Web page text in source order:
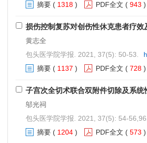
摘要 ( 1318 ) PDF全文 ( 943 )
损伤控制复苏对创伤性休克患者疗效
黄志全
包头医学院学报. 2021, 37(5): 50-53.
摘要 ( 1137 ) PDF全文 ( 728 )
子宫次全切术联合双附件切除及系
邬光祠
包头医学院学报. 2021, 37(5): 54-56,96.
摘要 ( 1204 ) PDF全文 ( 573 )